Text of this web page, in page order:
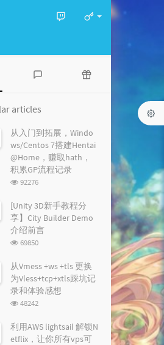
t
e
s
c
o
m
n
t
d
o
a
articles
从入门到拓展，Windo
ws/Centos 7搭建Hentai
@Home，赚取hath，
积累GP流程记录
浏
次
数:
92276
[Unity 3D新手教程分
享】City Builder Demo
介绍前言
浏
次
数:
69850
从Vmess +ws +tls 更换
为Vless+tcp+xtls踩坑记
录和体验感想
浏
次
数:
48242
利用AWS lightsail 解锁N
etflix，让你所有vps可